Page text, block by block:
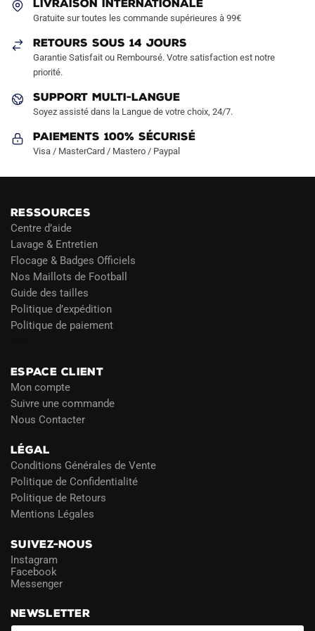
choisies
la
page
produit
page
LIVRAISON INTERNATIONALE
Gratuite sur toutes les commande supérieures à 99€
RETOURS SOUS 14 JOURS
Garantie Satisfait ou Remboursé. Votre satisfaction est notre
priorité.
SUPPORT MULTI-LANGUE
Soyez assisté dans la Langue de votre choix, 24/7.
Paiements 100% Sécurisé
Visa / MasterCard / Mastero / Paypal
RESSOURCES
Centre d’aide
Lavage & Entretien
Flocage & Badges Officiels
Nos Maillots de Football
Guide des tailles
Politique d’expédition
Politique de paiement
ESPACE CLIENT
Mon compte
Suivre une commande
Nous Contacter
LÉGAL
Conditions Générales de Vente
Politique de Confidentialité
Politique de Retours
Mentions Légales
SUIVEZ-NOUS
Instagram
Facebook
Messenger
NEWSLETTER